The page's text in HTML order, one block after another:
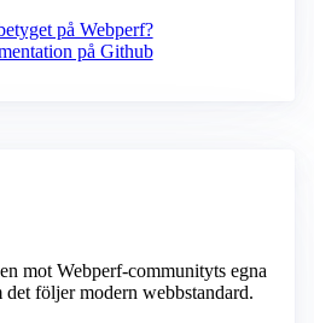
på Webperf?
på Github
mot Webperf-communityts egna
följer modern webbstandard.